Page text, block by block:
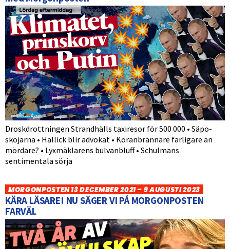
Droskdrottningen Strandhälls taxiresor för 500 000 • Säpo-
skojarna • Hallick blir advokat • Koranbrännare farligare än
mördare? • Lyxmäklarens bulvanbluff • Schulmans
sentimentala sörja
MORGONPOSTEN 13 DECEMBER 2021 – 9 AUGUSTI 2023
KÄRA LÄSARE! NU SÄGER VI PÅ MORGONPOSTEN
FARVÄL